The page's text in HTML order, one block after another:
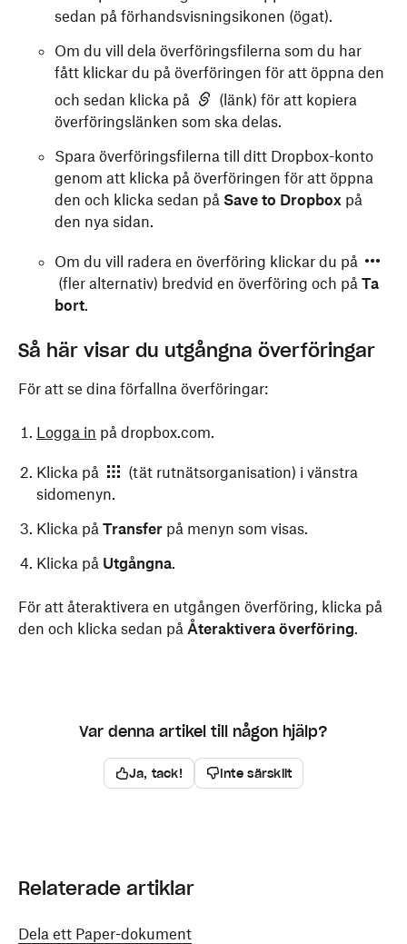
sedan på förhandsvisningsikonen (ögat).
Om du vill dela överföringsfilerna som du har
fått klickar du på överföringen för att öppna den
och sedan klicka på
(länk) för att kopiera
överföringslänken som ska delas.
Spara överföringsfilerna till ditt Dropbox-konto
genom att klicka på överföringen för att öppna
den och klicka sedan på Save to Dropbox på
den nya sidan.
Om du vill radera en överföring klickar du på
(fler alternativ) bredvid en överföring och på Ta
bort.
Så här visar du utgångna överföringar
För att se dina förfallna överföringar:
Logga in på dropbox.com.
Klicka på
(tät rutnätsorganisation) i vänstra
sidomenyn.
Klicka på Transfer på menyn som visas.
Klicka på Utgångna.
För att återaktivera en utgången överföring, klicka på
den och klicka sedan på Återaktivera överföring.
Var denna artikel till någon hjälp?
Ja, tack! Inte särskilt
Relaterade artiklar
Dela ett Paper-dokument